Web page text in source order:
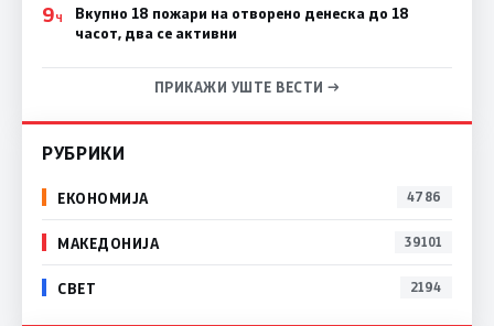
9Ч
Вкупно 18 пожари на отворено денеска до 18
часот, два се активни
ПРИКАЖИ УШТЕ ВЕСТИ →
РУБРИКИ
ЕКОНОМИЈА 4786
МАКЕДОНИЈА 39101
СВЕТ 2194